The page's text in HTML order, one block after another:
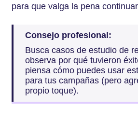
para que valga la pena
Consejo profesional:
Busca casos de estudio de
observa por qué tuvieron
piensa cómo puedes usar
para tus campañas (pero
propio toque).